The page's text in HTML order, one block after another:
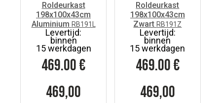
Roldeurkast
198x100x43cm
Aluminium RB191L
Levertijd:
binnen
15 werkdagen
469.00€
469,00
Roldeurkast
198x100x43cm
ZwartRB191Z
Levertijd:
binnen
15 werkdagen
469.00€
469,00